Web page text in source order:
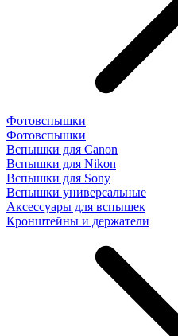
Фотовспышки
Фотовспышки
Вспышки для Canon
Вспышки для Nikon
Вспышки для Sony
Вспышки универсальные
Аксесcуары для вспышек
Кронштейны и держатели